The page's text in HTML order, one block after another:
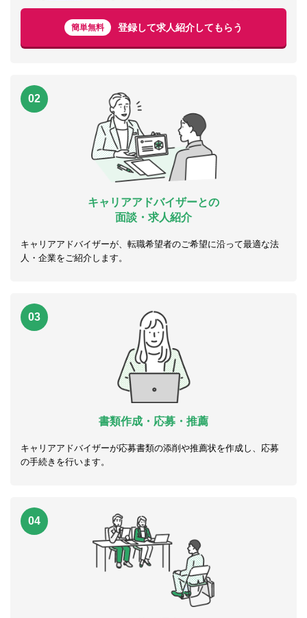
簡単無料 登録して求人紹介してもらう
02
キャリアアドバイザーとの
面談・求人紹介
キャリアアドバイザーが、転職希望者のご希望に沿って最適な法
人・企業をご紹介します。
03
書類作成・応募・推薦
キャリアアドバイザーが応募書類の添削や推薦状を作成し、応募
の手続きを行います。
04